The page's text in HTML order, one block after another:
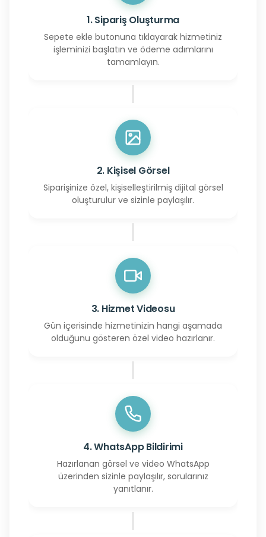
1. Sipariş Oluşturma
Sepete ekle butonuna tıklayarak hizmetiniz
işleminizi başlatın ve ödeme adımlarını
tamamlayın.
2. Kişisel Görsel
Siparişinize özel, kişiselleştirilmiş dijital görsel
oluşturulur ve sizinle paylaşılır.
3. Hizmet Videosu
Gün içerisinde hizmetinizin hangi aşamada
olduğunu gösteren özel video hazırlanır.
4. WhatsApp Bildirimi
Hazırlanan görsel ve video WhatsApp
üzerinden sizinle paylaşılır, sorularınız
yanıtlanır.